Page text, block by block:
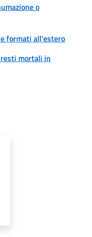
o
formati all'estero
mortali in